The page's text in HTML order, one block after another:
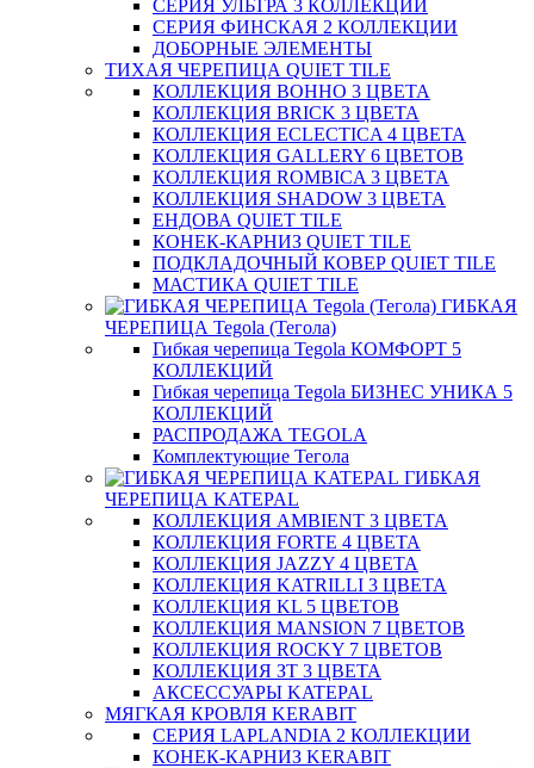
СЕРИЯ УЛЬТРА 3 КОЛЛЕКЦИИ
СЕРИЯ ФИНСКАЯ 2 КОЛЛЕКЦИИ
ДОБОРНЫЕ ЭЛЕМЕНТЫ
ТИХАЯ ЧЕРЕПИЦА QUIET TILE
КОЛЛЕКЦИЯ BOHHO 3 ЦВЕТА
КОЛЛЕКЦИЯ BRICK 3 ЦВЕТА
КОЛЛЕКЦИЯ ECLECTICA 4 ЦВЕТА
КОЛЛЕКЦИЯ GALLERY 6 ЦВЕТОВ
КОЛЛЕКЦИЯ ROMBICA 3 ЦВЕТА
КОЛЛЕКЦИЯ SHADOW 3 ЦВЕТА
ЕНДОВА QUIET TILE
КОНЕК-КАРНИЗ QUIET TILE
ПОДКЛАДОЧНЫЙ КОВЕР QUIET TILE
МАСТИКА QUIET TILE
ГИБКАЯ
ЧЕРЕПИЦА Tegola (Тегола)
Гибкая черепица Tegola КОМФОРТ 5
КОЛЛЕКЦИЙ
Гибкая черепица Tegola БИЗНЕС УНИКА 5
КОЛЛЕКЦИЙ
РАСПРОДАЖА TEGOLA
Комплектующие Тегола
ГИБКАЯ
ЧЕРЕПИЦА KATEPAL
КОЛЛЕКЦИЯ AMBIENT 3 ЦВЕТА
КОЛЛЕКЦИЯ FORTE 4 ЦВЕТА
КОЛЛЕКЦИЯ JAZZY 4 ЦВЕТА
КОЛЛЕКЦИЯ KATRILLI 3 ЦВЕТА
КОЛЛЕКЦИЯ KL 5 ЦВЕТОВ
КОЛЛЕКЦИЯ MANSION 7 ЦВЕТОВ
КОЛЛЕКЦИЯ ROCKY 7 ЦВЕТОВ
КОЛЛЕКЦИЯ ЗТ 3 ЦВЕТА
АКСЕССУАРЫ KATEPAL
МЯГКАЯ КРОВЛЯ KERABIT
СЕРИЯ LAPLANDIA 2 КОЛЛЕКЦИИ
КОНЕК-КАРНИЗ KERABIT